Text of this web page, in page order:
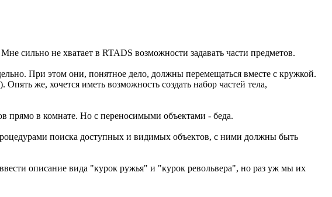
сильно не хватает в RTADS возможности задавать части предметов.
При этом они, понятное дело, должны перемещаться вместе с кружкой.
же, хочется иметь возможность создать набор частей тела,
прямо в комнате. Но с переносимыми объектами - беда.
поиска доступных и видимых объектов, с ними должны быть
описание вида "курок ружья" и "курок револьвера", но раз уж мы их